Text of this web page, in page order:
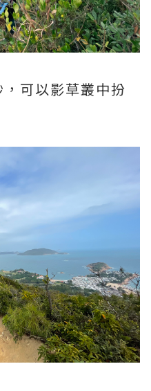
可以影草叢中扮